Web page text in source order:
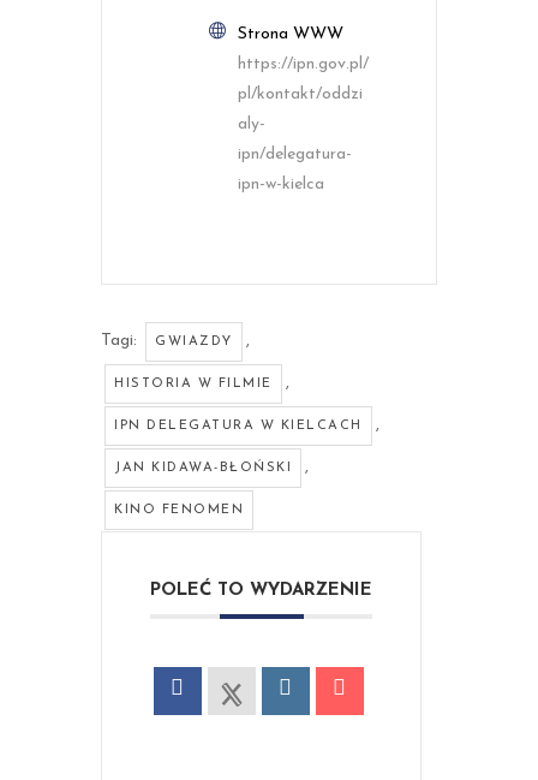
Strona WWW
https://ipn.gov.pl/
pl/kontakt/oddzi
aly-
ipn/delegatura-
ipn-w-kielca
Tagi: GWIAZDY ,
HISTORIA W FILMIE ,
IPN DELEGATURA W KIELCACH ,
JAN KIDAWA-BŁOŃSKI ,
KINO FENOMEN
POLEĆ TO WYDARZENIE